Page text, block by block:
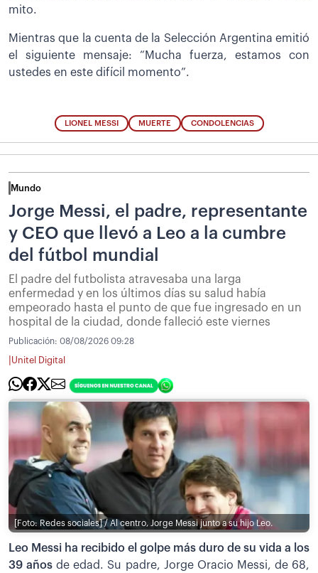
mito.
Mientras que la cuenta de la Selección Argentina emitió
el siguiente mensaje: “Mucha fuerza, estamos con
ustedes en este difícil momento”.
LIONEL MESSI MUERTE CONDOLENCIAS
Mundo
Jorge Messi, el padre, representante
y CEO que llevó a Leo a la cumbre
del fútbol mundial
El padre del futbolista atravesaba una larga
enfermedad y en los últimos días su salud había
empeorado hasta el punto de que fue ingresado en un
hospital de la ciudad, donde falleció este viernes
Publicación: 08/08/2026 09:28
Unitel Digital
[Foto: Redes sociales] / Al centro, Jorge Messi junto a su hijo Leo.
Leo Messi ha recibido el golpe más duro de su vida a los
39 añosde edad. Su padre, Jorge Oracio Messi, de 68,